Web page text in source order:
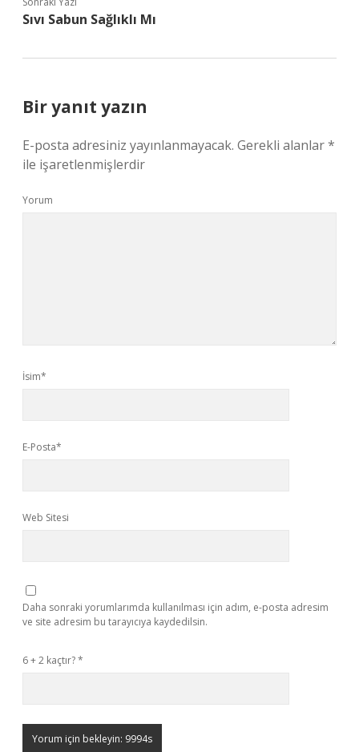
Sıvı Sabun Sağlıklı Mı
Bir yanıt yazın
E-posta adresiniz yayınlanmayacak. Gerekli alanlar*
ile işaretlenmişlerdir
Yorum
İsim*
E-Posta*
Web Sitesi
Daha sonraki yorumlarımda kullanılması için adım, e-posta adresim
ve site adresim bu tarayıcıya kaydedilsin.
6 + 2 kaçtır?*